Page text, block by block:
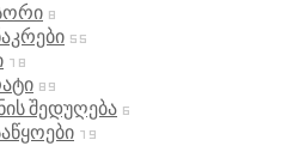
8
55
18
89
შედუღება 6
19